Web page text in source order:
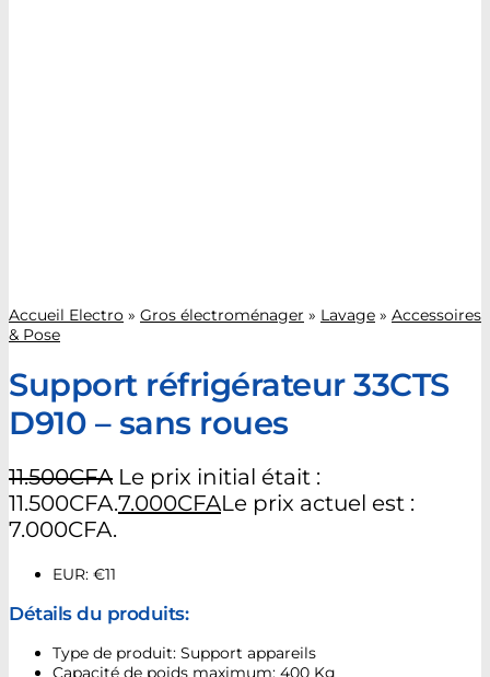
Accueil Electro » Gros électroménager » Lavage » Accessoires
& Pose
Support réfrigérateur 33CTS
D910 – sans roues
11.500CFA Le prix initial était :
11.500CFA.7.000CFALe prix actuel est :
7.000CFA.
EUR: €11
Détails du produits:
Type de produit: Support appareils
Capacité de poids maximum: 400 Kg